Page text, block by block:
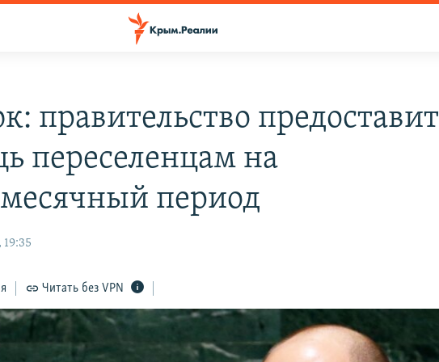
правительство предоставит
переселенцам на
период
19:35
Читать без VPN